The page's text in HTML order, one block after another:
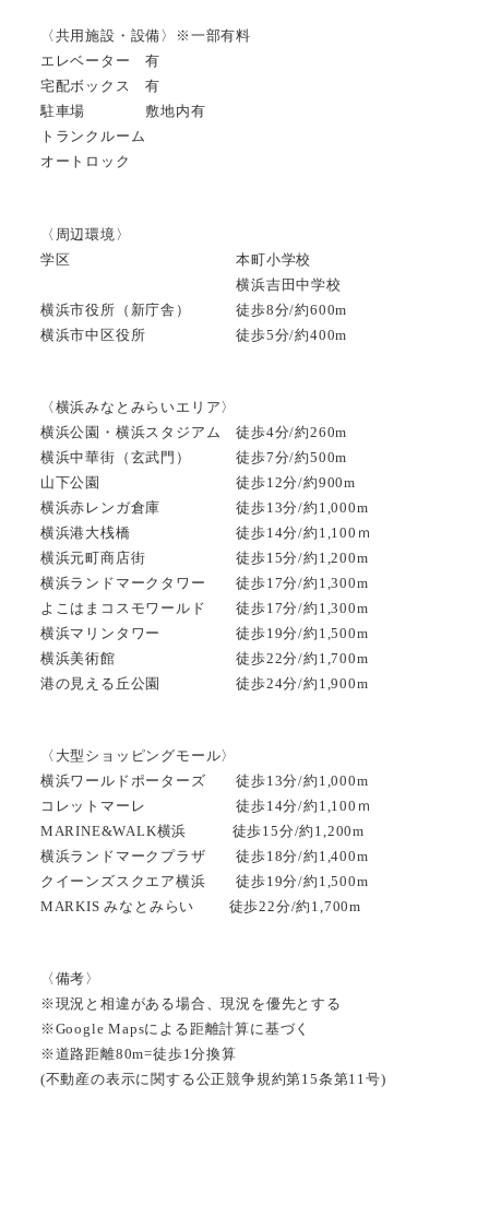
〈共用施設・設備〉※一部有料
エレベーター 有
宅配ボックス 有
駐車場 敷地内有
トランクルーム
オートロック
〈周辺環境〉
学区 本町小学校
横浜吉田中学校
横浜市役所（新庁舎） 徒歩8分/約600m
横浜市中区役所 徒歩5分/約400m
〈横浜みなとみらいエリア〉
横浜公園・横浜スタジアム 徒歩4分/約260m
横浜中華街（玄武門） 徒歩7分/約500m
山下公園 徒歩12分/約900m
横浜赤レンガ倉庫 徒歩13分/約1,000m
横浜港大桟橋 徒歩14分/約1,100ｍ
横浜元町商店街 徒歩15分/約1,200m
横浜ランドマークタワー 徒歩17分/約1,300m
よこはまコスモワールド 徒歩17分/約1,300m
横浜マリンタワー 徒歩19分/約1,500m
横浜美術館 徒歩22分/約1,700m
港の見える丘公園 徒歩24分/約1,900m
〈大型ショッピングモール〉
横浜ワールドポーターズ 徒歩13分/約1,000m
コレットマーレ 徒歩14分/約1,100ｍ
MARINE&WALK横浜 徒歩15分/約1,200m
横浜ランドマークプラザ 徒歩18分/約1,400m
クイーンズスクエア横浜 徒歩19分/約1,500m
MARKIS みなとみらい 徒歩22分/約1,700m
〈備考〉
※現況と相違がある場合、現況を優先とする
※Google Mapsによる距離計算に基づく
※道路距離80m=徒歩1分換算
(不動産の表示に関する公正競争規約第15条第11号)